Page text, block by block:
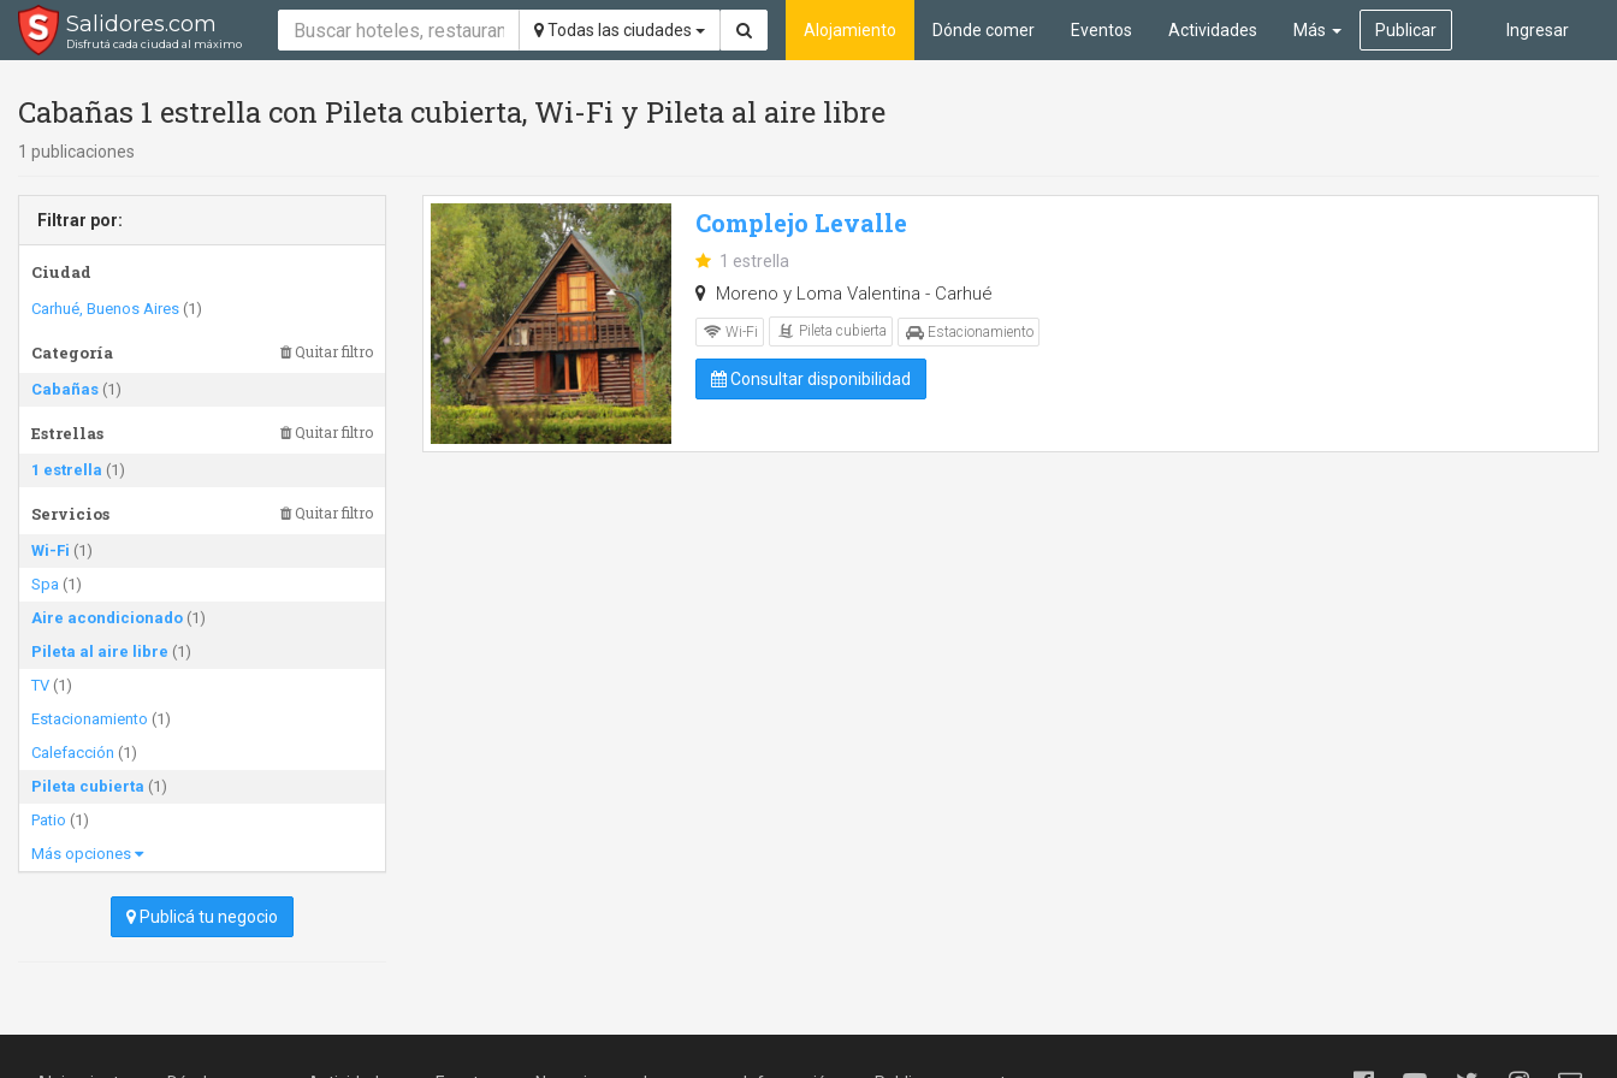
Salidores.com
Disfrutá cada ciudad al máximo
Todas las ciudades Ingresar
Alojamiento Dónde comer Eventos Actividades Más Publicar
Cabañas 1 estrella con Pileta cubierta, Wi-Fi y Pileta al aire libre
1 publicaciones
Filtrar por:
Ciudad
Carhué, Buenos Aires (1)
Categoría Quitar filtro
Cabañas (1)
Estrellas Quitar filtro
1 estrella (1)
Servicios Quitar filtro
Wi-Fi (1)
Spa (1)
Aire acondicionado (1)
Pileta al aire libre (1)
TV (1)
Estacionamiento (1)
Calefacción (1)
Pileta cubierta (1)
Patio (1)
Más opciones
Publicá tu negocio
Complejo Levalle
1 estrella
Moreno y Loma Valentina - Carhué
Wi-Fi Pileta cubierta Estacionamiento
Consultar disponibilidad